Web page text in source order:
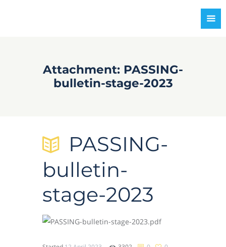
Attachment: PASSING-
bulletin-stage-2023
PASSING-
bulletin-
stage-2023